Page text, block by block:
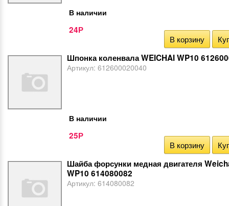
В наличии
24Р
В корзину
Шпонка коленвала WEICHAI WP10
Артикул: 612600020040
В наличии
25Р
В корзину
Шайба форсунки медная двигателя
WP10 614080082
Артикул: 614080082